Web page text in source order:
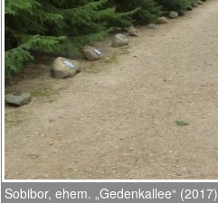
Sobibor, ehem. „Gedenkallee“ (2017)